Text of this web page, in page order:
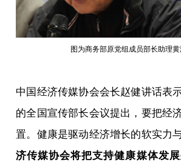
图为商务部原党组成员部长助理
中国经济传媒协会会长赵健讲话表
的全国宣传部长会议提出，要把经
置。健康是驱动经济增长的软实力
济传媒协会将把支持健康媒体发